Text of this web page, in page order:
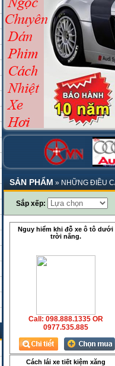
SẢN PHẨM » NHỮNG ĐIỀU
Sắp xếp:
Nguy hiểm khi đỗ xe ô tô dưới
trời nắng.
Call: 098.888.1335 OR
0977.535.885
Cách lái xe tiết kiệm xăng